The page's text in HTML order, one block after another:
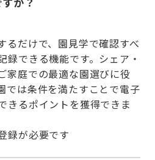
るだけで、園見学で確認すべ
録できる機能です。シェア・
家庭での最適な園選びに役
では条件を満たすことで電子
きるポイントを獲得できま
録が必要です